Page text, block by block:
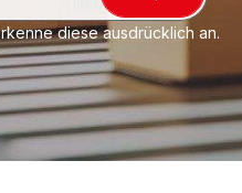
Konfektionsservicebzw.
Beispiele
Sie gerne und freuen
0bzw. Ihre E-Mail:
Sie auch unseren
diese ausdrücklich an.